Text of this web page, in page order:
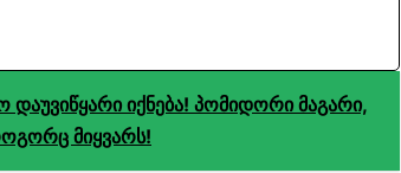
დაუვიწყარი იქნება! პომიდორი მაგარი,
მიყვარს!